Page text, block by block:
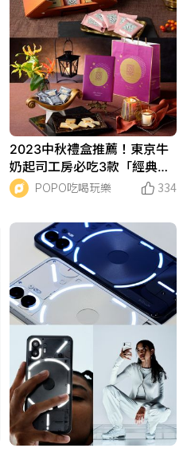
2023中秋禮盒推薦！東京牛
奶起司工房必吃3款「經典起
司餅乾」禮盒、收到會超開
心！
POPO吃喝玩樂 334